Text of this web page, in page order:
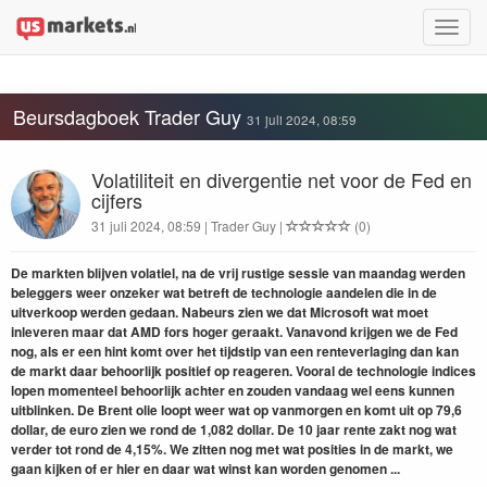
Toggle
Beursdagboek Trader Guy 31 juli 2024, 08:59
Volatiliteit en divergentie net voor de Fed en
cijfers
31 juli 2024, 08:59 | Trader Guy | (0)
De markten blijven volatiel, na de vrij rustige sessie van maandag werden
beleggers weer onzeker wat betreft de technologie aandelen die in de
uitverkoop werden gedaan. Nabeurs zien we dat Microsoft wat moet
inleveren maar dat AMD fors hoger geraakt. Vanavond krijgen we de Fed
nog, als er een hint komt over het tijdstip van een renteverlaging dan kan
de markt daar behoorlijk positief op reageren. Vooral de technologie indices
lopen momenteel behoorlijk achter en zouden vandaag wel eens kunnen
uitblinken. De Brent olie loopt weer wat op vanmorgen en komt uit op 79,6
dollar, de euro zien we rond de 1,082 dollar. De 10 jaar rente zakt nog wat
verder tot rond de 4,15%. We zitten nog met wat posities in de markt, we
gaan kijken of er hier en daar wat winst kan worden genomen ...